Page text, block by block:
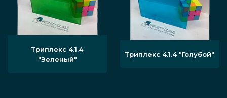
Триплекс 4.1.4
"Зеленый"
Триплекс 4.1.4 "Голубой"